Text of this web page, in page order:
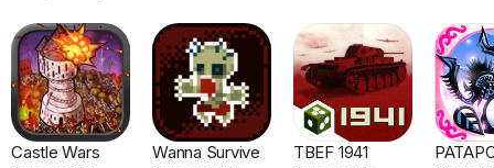
Castle Wars Wanna Survive TBEF 1941